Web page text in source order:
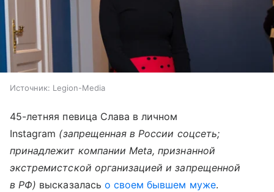
Источник: Legion-Media
45-летняя певица Слава в личном
Instagram (запрещенная в России соцсеть;
принадлежит компании Meta, признанной
экстремистской организацией и запрещенной
в РФ) высказалась о своем бывшем муже.